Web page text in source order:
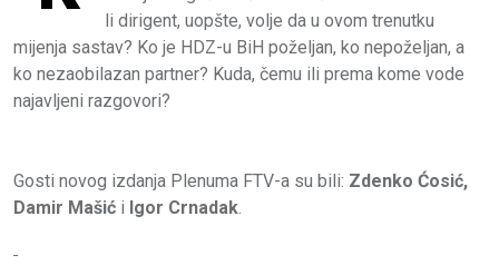
li dirigent, uopšte, volje da u ovom trenutku
mijenja sastav? Ko je HDZ-u BiH poželjan, ko nepoželjan, a
ko nezaobilazan partner? Kuda, čemu ili prema kome vode
najavljeni razgovori?
Gosti novog izdanja Plenuma FTV-a su bili: Zdenko Ćosić,
Damir Mašić i Igor Crnadak